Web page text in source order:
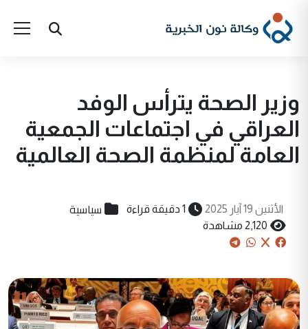
وزير الصحة يترأس الوفد
العراقي في اجتماعات الجمعية
العامة لمنظمة الصحة العالمية
الأثنين 19 آيار 2025 1 دقيقة قراءة سياسية
2,120 مشاهدة